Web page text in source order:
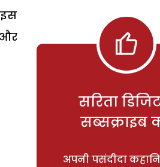
और
सरिता
सब्सक्राइब
अपनी पसंदीदा